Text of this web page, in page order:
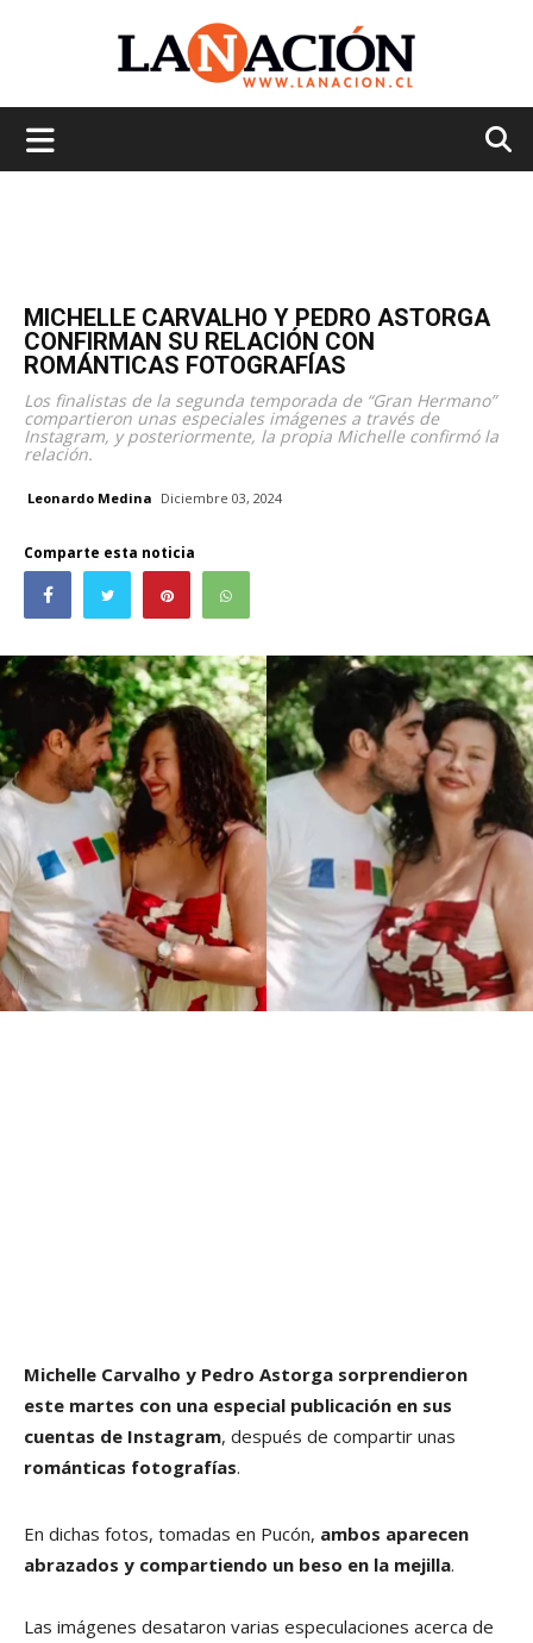
MICHELLE CARVALHO Y PEDRO ASTORGA
CONFIRMAN SU RELACIÓN CON
ROMÁNTICAS FOTOGRAFÍAS
Los finalistas de la segunda temporada de “Gran Hermano”
compartieron unas especiales imágenes a través de
Instagram, y posteriormente, la propia Michelle confirmó la
relación.
Leonardo Medina Diciembre 03, 2024
Comparte esta noticia
Michelle Carvalho y Pedro Astorga sorprendieron
este martes con una especial publicación en sus
cuentas de Instagram, después de compartir unas
románticas fotografías.
En dichas fotos, tomadas en Pucón, ambos aparecen
abrazados y compartiendo un beso en la mejilla.
Las imágenes desataron varias especulaciones acerca de